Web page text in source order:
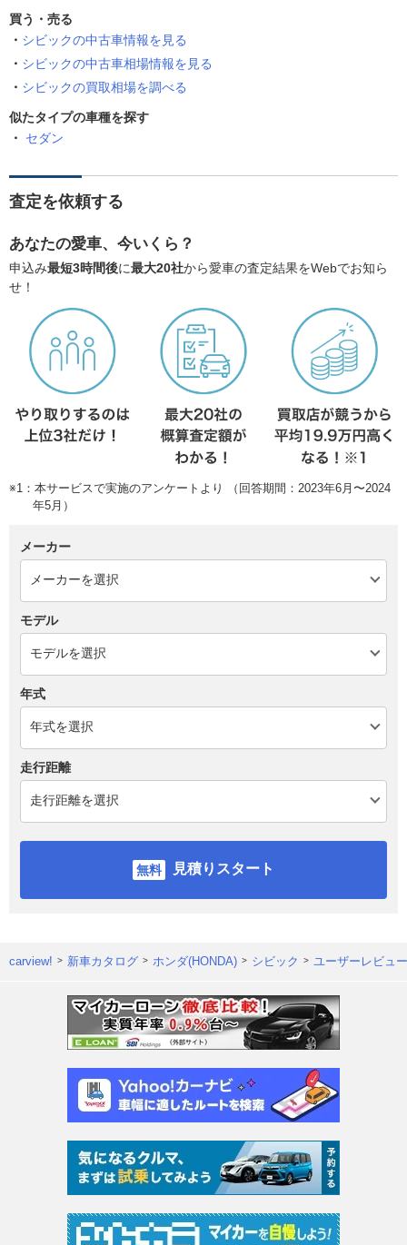
買う・売る
シビックの中古車情報を見る
シビックの中古車相場情報を見る
シビックの買取相場を調べる
似たタイプの車種を探す
セダン
査定を依頼する
あなたの愛車、今いくら？
申込み最短3時間後に最大20社から愛車の査定結果をWebでお知ら
せ！
※1：本サービスで実施のアンケートより （回答期間：2023年6月〜2024
年5月）
メーカー
モデル
年式
走行距離
見積りスタート
carview! 新車カタログ ホンダ(HONDA) シビック ユーザーレビュ